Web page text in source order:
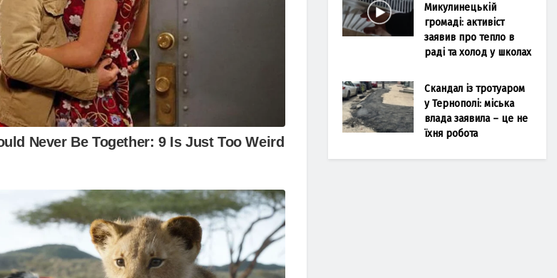
Микулинецькій
громаді: активіст
заявив про тепло в
раді та холод у школах
Скандал із тротуаром
у Тернополі: міська
влада заявила – це не
їхня робота